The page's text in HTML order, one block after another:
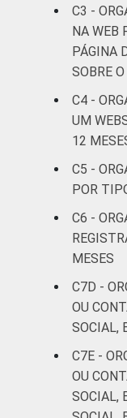
Fonte:
Estudos
sem fins
C3 -
NA WEB
PÁGINA
SOBRE
C4 -
UM
12
C5 -
POR
C6 -
MESES
C7D -
OU
SOCIAL,
C7E -
OU
SOCIAL,